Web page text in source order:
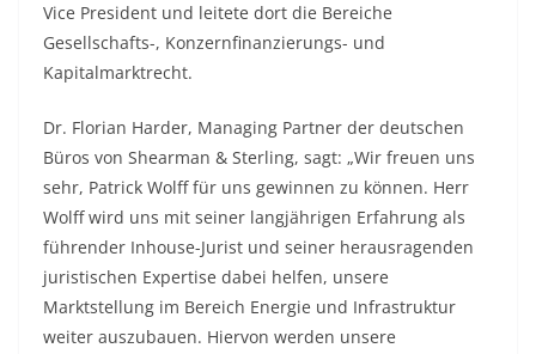
Vice President und leitete dort die Bereiche
Gesellschafts-, Konzernfinanzierungs- und
Kapitalmarktrecht.
Dr. Florian Harder, Managing Partner der deutschen
Büros von Shearman & Sterling, sagt: „Wir freuen uns
sehr, Patrick Wolff für uns gewinnen zu können. Herr
Wolff wird uns mit seiner langjährigen Erfahrung als
führender Inhouse-Jurist und seiner herausragenden
juristischen Expertise dabei helfen, unsere
Marktstellung im Bereich Energie und Infrastruktur
weiter auszubauen. Hiervon werden unsere